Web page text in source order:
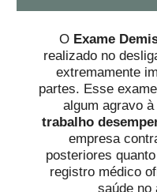
O Exame
realizado no
extremamente
partes. Esse
algum agravo à
trabalho
empresa
posteriores
registro médico
saúde no